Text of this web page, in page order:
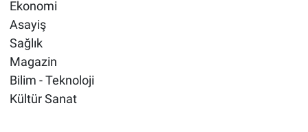
Ekonomi
Asayiş
Sağlık
Magazin
Bilim - Teknoloji
Kültür Sanat